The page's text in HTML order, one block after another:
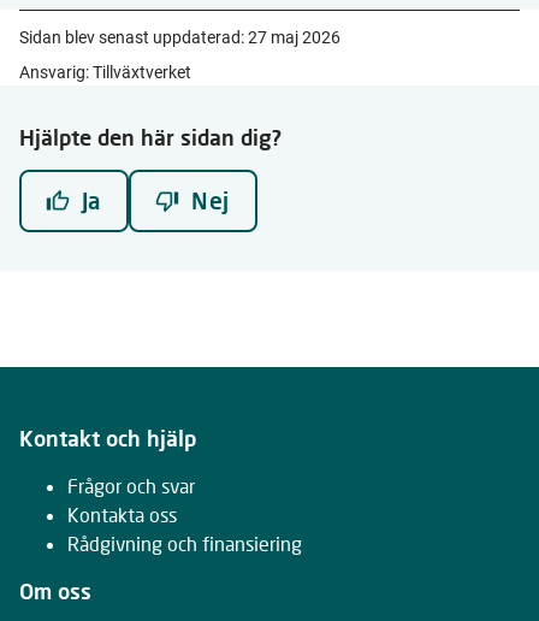
Sidan blev senast uppdaterad:27 maj 2026
Ansvarig: Tillväxtverket
Hjälpte den här sidan dig?
Ja Nej
Kontakt och hjälp
Frågor och svar
Kontakta oss
Rådgivning och finansiering
Om oss